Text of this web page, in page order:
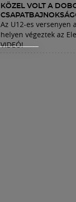
KÖZEL VOLT A
Az U12-es versenyen
helyen végeztek az
VIDEÓ!